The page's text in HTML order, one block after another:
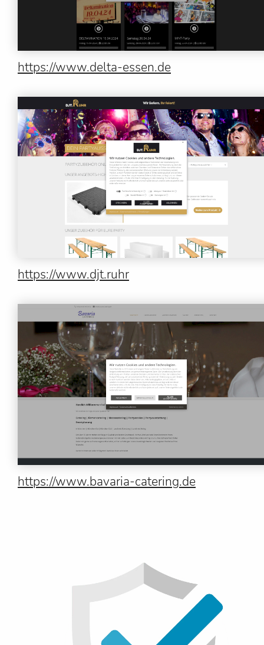
https://www.delta-essen.de
https://www.djt.ruhr
https://www.bavaria-catering.de